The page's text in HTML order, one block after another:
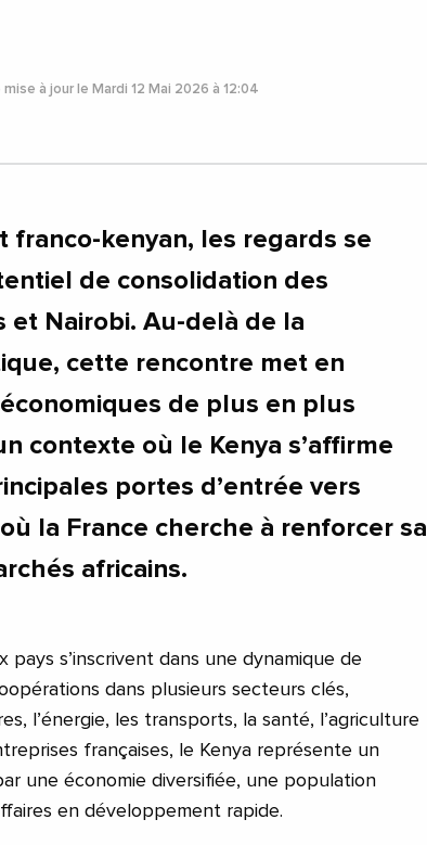
mise à jour le Mardi 12 Mai 2026 à 12:04
franco-kenyan, les regards se
de consolidation des
et Nairobi. Au-delà de la
cette rencontre met en
de plus en plus
contexte où le Kenya s’affirme
portes d’entrée vers
où la France cherche à renforcer sa
africains.
pays s’inscrivent dans une dynamique de
dans plusieurs secteurs clés,
l’énergie, les transports, la santé, l’agriculture
françaises, le Kenya représente un
une économie diversifiée, une population
en développement rapide.